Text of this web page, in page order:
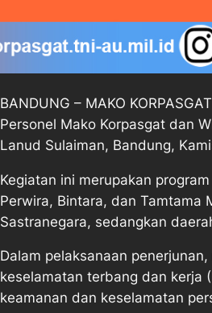
BANDUNG – MAKO KORPASGAT
Personel Mako Korpasgat dan
Lanud Sulaiman, Bandung,
Kegiatan ini merupakan
Perwira, Bintara, dan Tamtama
Sastranegara, sedangkan
Dalam pelaksanaan
keselamatan terbang dan kerja
keamanan dan keselamatan